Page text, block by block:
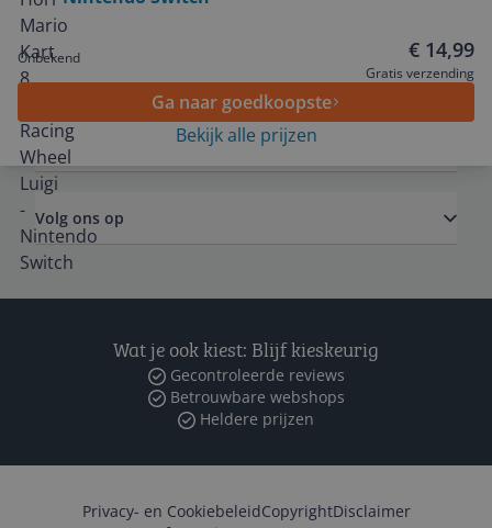
Onbekend € 14,99
Gratis verzending
Ga naar goedkoopste
Bekijk alle prijzen
Zakelijk
Volg ons op
Wat je ook kiest: Blijf kieskeurig
Gecontroleerde reviews
Betrouwbare webshops
Heldere prijzen
Privacy- en CookiebeleidCopyrightDisclaimer